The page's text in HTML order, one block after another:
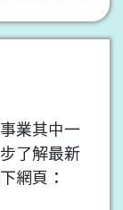
業其中一
了解最新
網頁：